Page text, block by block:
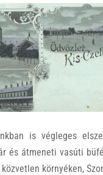
is végleges
és átmeneti vasúti
környéken,